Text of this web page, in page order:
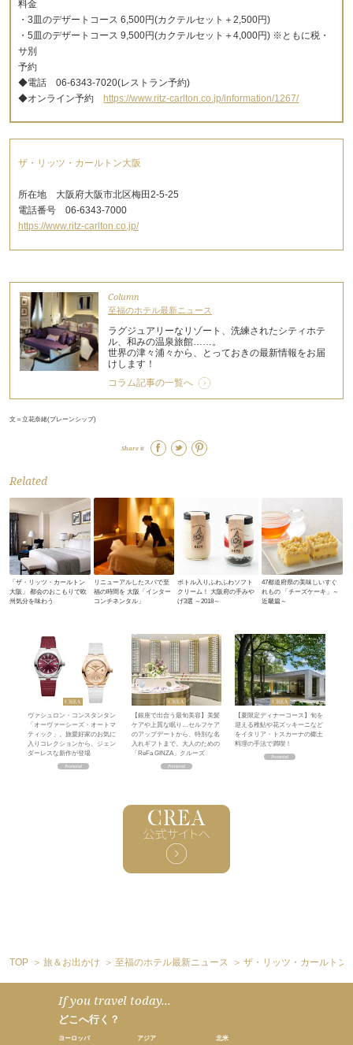
料金
・3皿のデザートコース 6,500円(カクテルセット＋2,500円)
・5皿のデザートコース 9,500円(カクテルセット＋4,000円) ※ともに税・
サ別
予約
◆電話 06-6343-7020(レストラン予約)
◆オンライン予約https://www.ritz-carlton.co.jp/information/1267/
ザ・リッツ・カールトン大阪
所在地 大阪府大阪市北区梅田2-5-25
電話番号 06-6343-7000
https://www.ritz-carlton.co.jp/
Column
至福のホテル最新ニュース
ラグジュアリーなリゾート、洗練されたシティホテ
ル、和みの温泉旅館……。
世界の津々浦々から、とっておきの最新情報をお届
けします！
コラム記事の一覧へ
文＝立花奈緒(ブレーンシップ)
Share it
Related
「ザ・リッツ・カールトン
大阪」 都会のおこもりで欧
州気分を味わう
リニューアルしたスパで至
福の時間を 大阪「インター
コンチネンタル」
ボトル入りふわふわソフト
クリーム！ 大阪府の手みや
げ3選 ～2018～
47都道府県の美味しいすぐ
れもの 「チーズケーキ」～
近畿篇～
ヴァシュロン・コンスタンタン
「オーヴァーシーズ・オートマ
ティック」。旅愛好家のお気に
入りコレクションから、ジェン
ダーレスな新作が登場
【銀座で出合う最旬美容】美髪
ケアや上質な眠り…セルフケア
のアップデートから、特別な名
入れギフトまで。大人のための
「ReFa GINZA」クルーズ
【夏限定ディナーコース】旬を
迎える稚鮎や花ズッキーニなど
をイタリア・トスカーナの郷土
料理の手法で満喫！
TOP 旅＆お出かけ 至福のホテル最新ニュース ザ・リッツ・カールトン
If you travel today...
どこへ行く？
ヨーロッパ
アジア
北米